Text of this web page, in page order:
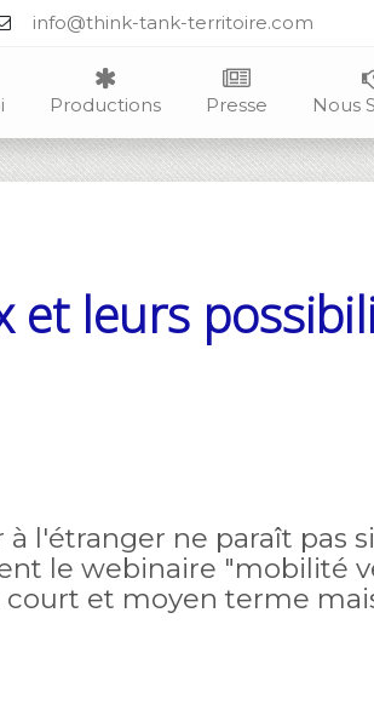
info@think-tank-territoire.com
Productions Presse Nous
leurs
l'étranger ne paraît pas
le webinaire "mobilité
et moyen terme